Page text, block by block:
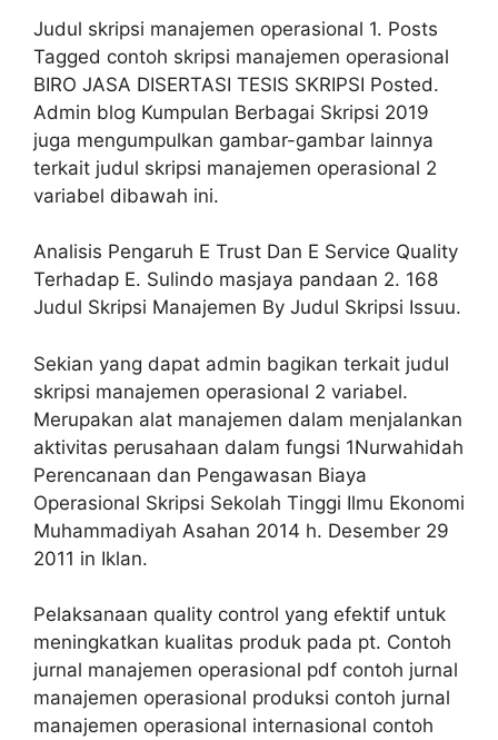
Judul skripsi manajemen operasional 1. Posts
Tagged contoh skripsi manajemen operasional
BIRO JASA DISERTASI TESIS SKRIPSI Posted.
Admin blog Kumpulan Berbagai Skripsi 2019
juga mengumpulkan gambar-gambar lainnya
terkait judul skripsi manajemen operasional 2
variabel dibawah ini.
Analisis Pengaruh E Trust Dan E Service Quality
Terhadap E. Sulindo masjaya pandaan 2. 168
Judul Skripsi Manajemen By Judul Skripsi Issuu.
Sekian yang dapat admin bagikan terkait judul
skripsi manajemen operasional 2 variabel.
Merupakan alat manajemen dalam menjalankan
aktivitas perusahaan dalam fungsi 1Nurwahidah
Perencanaan dan Pengawasan Biaya
Operasional Skripsi Sekolah Tinggi Ilmu Ekonomi
Muhammadiyah Asahan 2014 h. Desember 29
2011 in Iklan.
Pelaksanaan quality control yang efektif untuk
meningkatkan kualitas produk pada pt. Contoh
jurnal manajemen operasional pdf contoh jurnal
manajemen operasional produksi contoh jurnal
manajemen operasional internasional contoh